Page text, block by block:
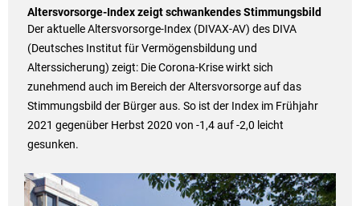
Altersvorsorge-Index zeigt schwankendes Stimmungsbild
Der aktuelle Altersvorsorge-Index (DIVAX-AV) des DIVA
(Deutsches Institut für Vermögensbildung und
Alterssicherung) zeigt: Die Corona-Krise wirkt sich
zunehmend auch im Bereich der Altersvorsorge auf das
Stimmungsbild der Bürger aus. So ist der Index im Frühjahr
2021 gegenüber Herbst 2020 von -1,4 auf -2,0 leicht
gesunken.